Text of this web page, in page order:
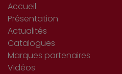
Accueil
Présentation
Actualités
Catalogues
Marques partenaires
Vidéos